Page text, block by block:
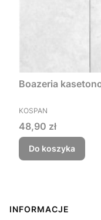
Boazeria
PRODUCENT
KOSPAN
Cena
48,90 zł
Do koszyka
Linki w stopce
INFORMACJE